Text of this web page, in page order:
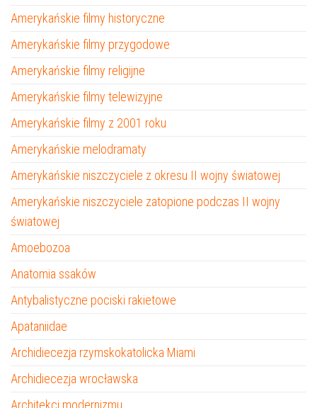
Amerykańskie filmy historyczne
Amerykańskie filmy przygodowe
Amerykańskie filmy religijne
Amerykańskie filmy telewizyjne
Amerykańskie filmy z 2001 roku
Amerykańskie melodramaty
Amerykańskie niszczyciele z okresu II wojny światowej
Amerykańskie niszczyciele zatopione podczas II wojny
światowej
Amoebozoa
Anatomia ssaków
Antybalistyczne pociski rakietowe
Apataniidae
Archidiecezja rzymskokatolicka Miami
Archidiecezja wrocławska
Architekci modernizmu